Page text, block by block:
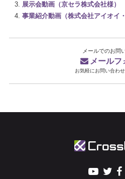
展示会動画（京セラ株式会社様）
事業紹介動画（株式会社アイオイ
メールでのお問
メールフ
お気軽にお問い合わせ